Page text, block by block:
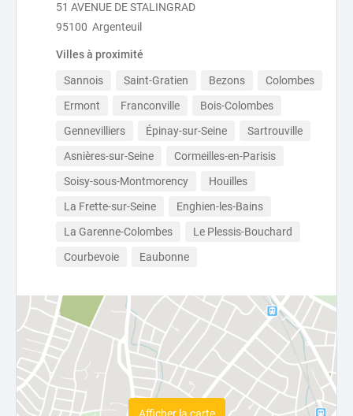
51 AVENUE DE STALINGRAD
95100 Argenteuil
Villes à proximité
Sannois Saint-Gratien Bezons
Colombes
Ermont
Franconville
Bois-Colombes
Gennevilliers
Épinay-sur-Seine
Sartrouville
Asnières-sur-Seine
Cormeilles-en-Parisis
Soisy-sous-Montmorency
Houilles
La Frette-sur-Seine
Enghien-les-Bains
La Garenne-Colombes
Le Plessis-Bouchard
Courbevoie
Eaubonne